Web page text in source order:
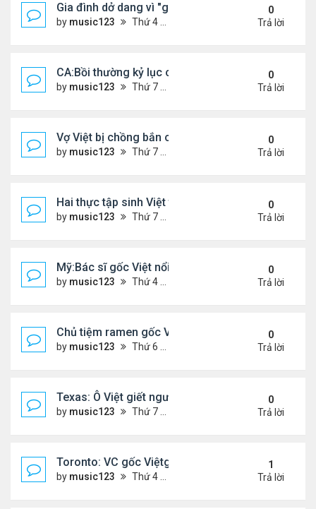
Gia đình dở dang vì "giấc mơ Mỹ"
by music123 Thứ 4 Tháng 6 03, 2026 6:34 pm
0
Trả lời
CA:Bồi thường kỷ lục cho gia đình gốc Việt ...
by music123 Thứ 7 Tháng 5 30, 2026 5:26 pm
0
Trả lời
Vợ Việt bị chồng bắn chết ở Ba Lan, để lại 2 con
by music123 Thứ 7 Tháng 5 30, 2026 5:09 pm
0
Trả lời
Hai thực tập sinh Việt tử vong thương tâm
by music123 Thứ 7 Tháng 5 30, 2026 5:02 pm
0
Trả lời
Mỹ:Bác sĩ gốc Việt nổi tiếng nhờ món vịt quay Bắc
by music123 Thứ 4 Tháng 5 27, 2026 7:43 pm
0
Trả lời
Chủ tiệm ramen gốc Việt ở Tokyo: 'Người Nhật
by music123 Thứ 6 Tháng 5 22, 2026 7:26 pm
0
Trả lời
Texas: Ô Việt giết người 30 năm trước, vừa mãn
by music123 Thứ 7 Tháng 5 16, 2026 7:39 am
0
Trả lời
Toronto: VC gốc Việtgiết hàng xóm sau mâu
by music123 Thứ 4 Tháng 5 13, 2026 6:56 pm
1
Trả lời